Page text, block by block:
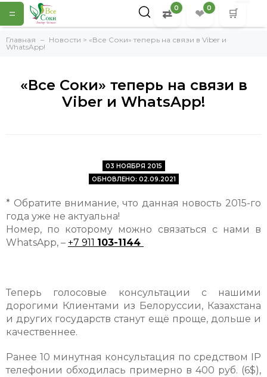
= ⇄ 0 ❤ 0 🛒
Главная
Новости > «Все Соки» теперь на связи в Viber и
WhatsApp!
«Все Соки» теперь на связи в
Viber и WhatsApp!
03 НОЯБРЯ 2015
ОБНОВЛЕНО: 02.09.2021
* Обратите внимание, что данная новость 2015-го
года уже не актуальна!
Номер, по которому можно связаться с нами в
WhatsApp, – +7 911 103-1144
Теперь голосовые консультации с нашими
дорогими Клиентами из Белоруссии, Казахстана
и других государств станут ещё проще, дольше и
качественнее.
Ранее 10 минутная консультация по средством IP
телефонии обходилась примерно в 400 руб. (6$),